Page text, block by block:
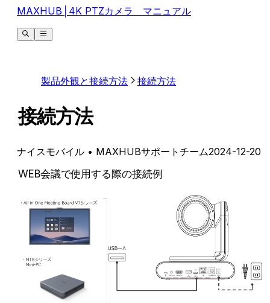
MAXHUB│4K PTZカメラ マニュアル
製品外観と接続方法 接続方法
接続方法
ナイスモバイル • MAXHUBサポートチーム2024-12-20
WEB会議で使用する際の接続例